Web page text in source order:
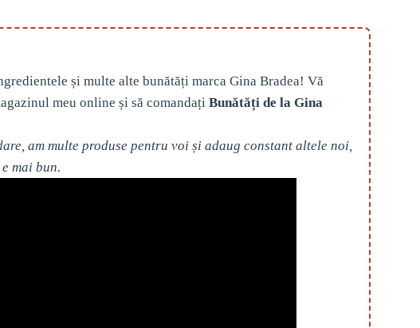
și multe alte bunătăți marca Gina Bradea! Vă
meu online și să comandați Bunătăți de la Gina
am multe produse pentru voi și adaug constant altele noi,
mai bun.